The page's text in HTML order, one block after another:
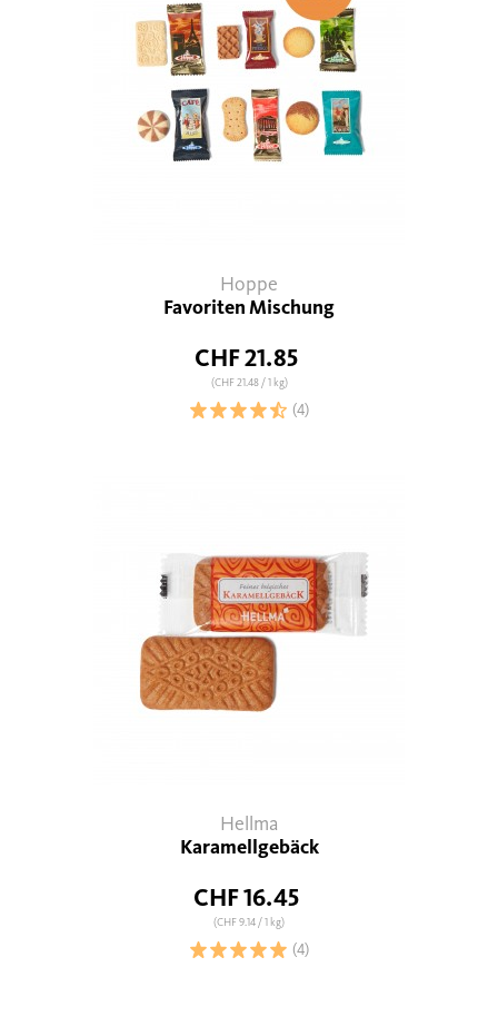
Hoppe
Favoriten Mischung
CHF 21.85
(CHF 21.48/ 1 kg)
(4)
Hellma
Karamellgebäck
CHF 16.45
(CHF 9.14/ 1 kg)
(4)